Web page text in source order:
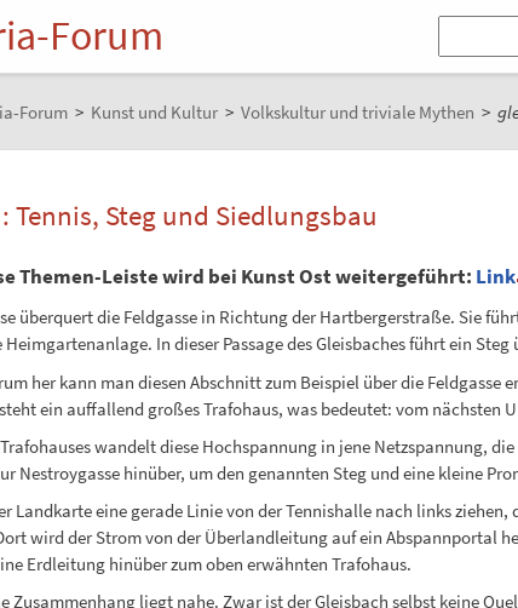
Forum
Forum > Kunst und Kultur > Volkskultur und triviale Mythen >
Tennis, Steg und Siedlungsbau
Themen-Leiste wird bei Kunst Ost weitergeführt: Link
überquert die Feldgasse in Richtung der Hartbergerstraße. Sie
In dieser Passage des Gleisbaches führt ein
her kann man diesen Abschnitt zum Beispiel über die
ein auffallend großes Trafohaus, was bedeutet: vom nächsten
wandelt diese Hochspannung in jene Netzspannung,
Nestroygasse hinüber, um den genannten Steg und eine kleine
Landkarte eine gerade Linie von der Tennishalle nach links
wird der Strom von der Überlandleitung auf ein Abspannportal
Erdleitung hinüber zum oben erwähnten Trafohaus.
Zusammenhang liegt nahe. Zwar ist der Gleisbach selbst keine